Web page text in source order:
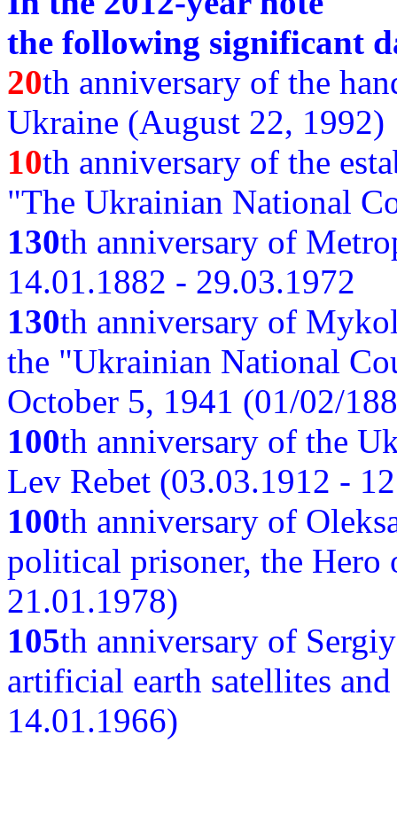
the following significant
20th anniversary of the
Ukraine (August 22, 1992)
10th anniversary of the
"The Ukrainian National
130th anniversary of
14.01.1882 - 29.03.1972
130th anniversary of
the "Ukrainian National
October 5, 1941 (01/02/
100th anniversary of the
Lev Rebet (03.03.1912 -
100th anniversary of
political prisoner, the
21.01.1978)
105th anniversary of
artificial earth satellites
14.01.1966)